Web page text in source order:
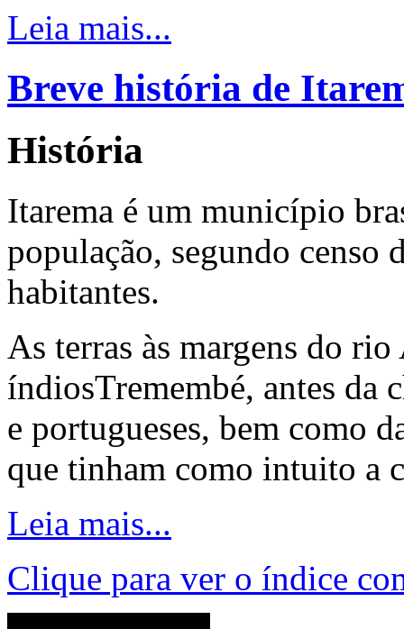
Leia mais...
Breve história de
História
Itarema é um município
população, segundo censo
habitantes.
As terras às margens do
índiosTremembé, antes da
e portugueses, bem como
que tinham como intuito a
Leia mais...
Clique para ver o índice